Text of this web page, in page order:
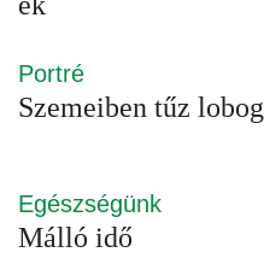
Portré
Szemeiben tűz lobog
Egészségünk
Málló idő